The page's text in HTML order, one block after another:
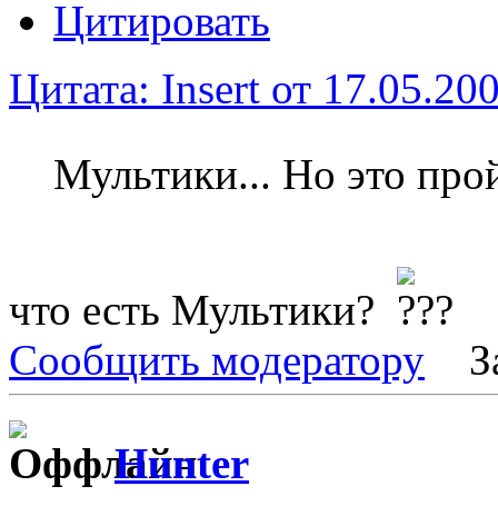
Цитировать
Цитата: Insert от
Мультики... Но это
что есть Мультики?
Сообщить модератору
Hunter